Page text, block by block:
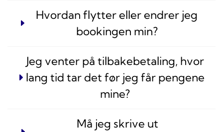
Hvordan flytter eller endrer jeg
bookingen min?
Jeg venter på tilbakebetaling, hvor
lang tid tar det før jeg får pengene
mine?
Må jeg skrive ut